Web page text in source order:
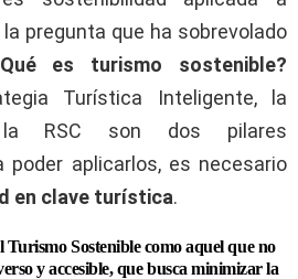
pregunta que ha sobrevolado
es turismo sostenible?
Turística Inteligente, la
la RSC son dos pilares
poder aplicarlos, es necesario
en clave turística.
Sostenible como aquel que no
y accesible, que busca minimizar la